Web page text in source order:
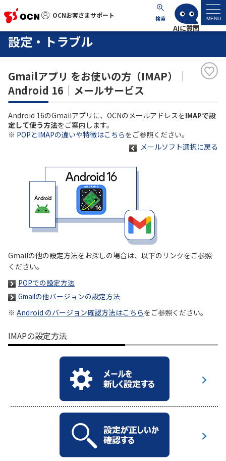
OCNお客さまサポート 検索 MENU
OCNお客さまサポート
サポートトップ
サービス名から探す
よくあるご質問
各種ダウンロード
お問い合わせ
お知らせ
NTTドコモビジネスのお客さ
まはこちら
サービス
OCN サービス一覧
設定・トラブル
Gmailアプリ をお使いの方（IMAP）｜
Android 16｜メールサービス
Android 16のGmailアプリに、OCNのメールアドレスをIMAPで設
定して使う方法をご案内します。
※ POPとIMAPの違いや特徴はこちらをご参照ください。
メールソフト選択に戻る
Gmailの他の設定方法をお探しの場合は、以下のリンクをご参照
ください。
POPでの設定方法
Gmailの他バージョンの設定方法
※ Android のバージョン確認方法はこちらをご参照ください。
IMAPの設定方法